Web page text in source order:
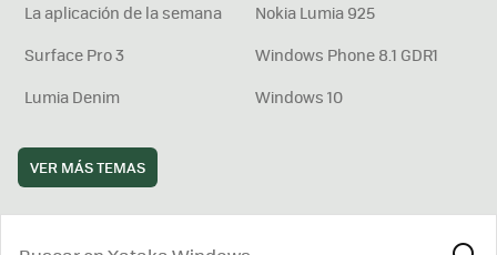
La aplicación de la semana
Nokia Lumia 925
Surface Pro 3
Windows Phone 8.1 GDR1
Lumia Denim
Windows 10
VER MÁS TEMAS